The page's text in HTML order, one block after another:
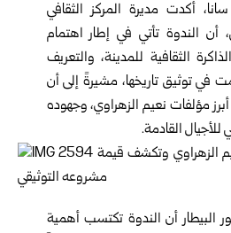
أكدت مديرة المركز الثقافي
أن الندوة تأتي في إطار اهتمام
الثقافية للمدينة، والتعريف
في توثيق تاريخها، مشيرةً إلى أن
مؤلفات نعيم الزهراوي، وجهوده
القادمة.
البيطار أن الندوة تكتسب أهمية